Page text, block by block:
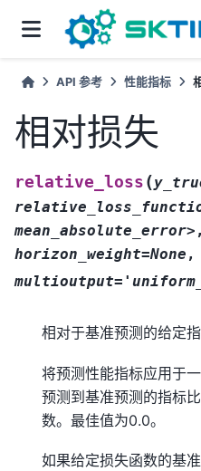
API 参考 性能指标
相对损失
relative_loss (
mean_absolute_error> ,
horizon_weight=None ,
相对于基准预测的给定指
将预测性能指标应用于
预测到基准预测的指标
数。最佳值为0.0。
如果给定损失函数的基